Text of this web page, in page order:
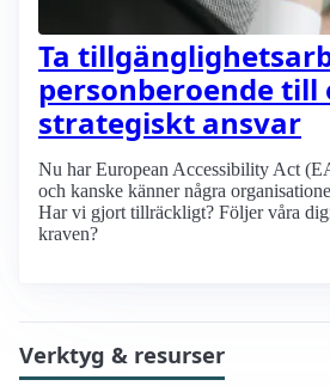
Ta
personberoende till
strategiskt ansvar
Nu har European Accessibility Act
och kanske känner några
Har vi gjort tillräckligt? Följer våra
kraven?
Verktyg & resurser